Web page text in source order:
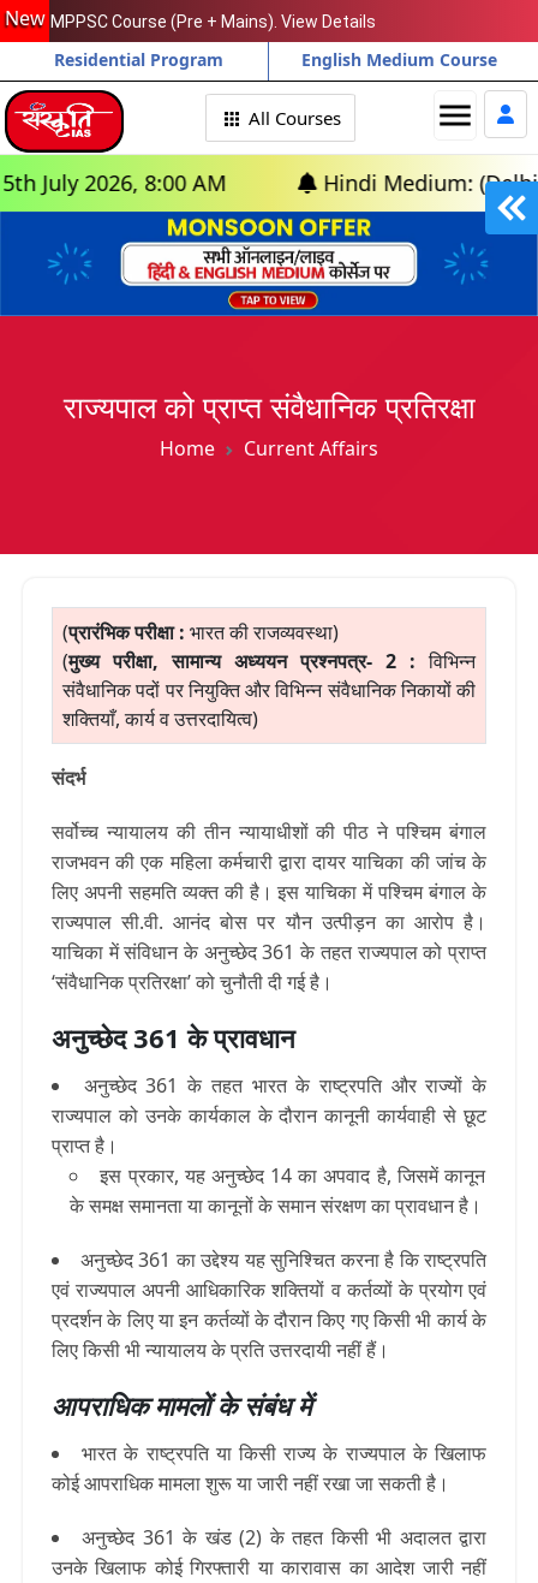
New MPPSC Course (Pre + Mains). View Details
Residential Program English Medium Course
menu
All Courses
8:00 AM Hindi Medium: (Delhi) - GS
राज्यपाल को प्राप्त संवैधानिक प्रतिरक्षा
Home Current Affairs
(प्रारंभिक परीक्षा : भारत की राजव्यवस्था)
(मुख्य परीक्षा, सामान्य अध्ययन प्रश्नपत्र- 2 : विभिन्न
संवैधानिक पदों पर नियुक्ति और विभिन्न संवैधानिक निकायों की
शक्तियाँ, कार्य व उत्तरदायित्व)
संदर्भ
सर्वोच्च न्यायालय की तीन न्यायाधीशों की पीठ ने पश्चिम बंगाल
राजभवन की एक महिला कर्मचारी द्वारा दायर याचिका की जांच के
लिए अपनी सहमति व्यक्त की है। इस याचिका में पश्चिम बंगाल के
राज्यपाल सी.वी. आनंद बोस पर यौन उत्पीड़न का आरोप है।
याचिका में संविधान के अनुच्छेद 361 के तहत राज्यपाल को प्राप्त
‘संवैधानिक प्रतिरक्षा’ को चुनौती दी गई है।
अनुच्छेद 361 के प्रावधान
अनुच्छेद 361 के तहत भारत के राष्ट्रपति और राज्यों के
राज्यपाल को उनके कार्यकाल के दौरान कानूनी कार्यवाही से छूट
प्राप्त है।
इस प्रकार, यह अनुच्छेद 14 का अपवाद है, जिसमें कानून
के समक्ष समानता या कानूनों के समान संरक्षण का प्रावधान है।
अनुच्छेद 361 का उद्देश्य यह सुनिश्चित करना है कि राष्ट्रपति
एवं राज्यपाल अपनी आधिकारिक शक्तियों व कर्तव्यों के प्रयोग एवं
प्रदर्शन के लिए या इन कर्तव्यों के दौरान किए गए किसी भी कार्य के
लिए किसी भी न्यायालय के प्रति उत्तरदायी नहीं हैं।
आपराधिक मामलों के संबंध में
भारत के राष्ट्रपति या किसी राज्य के राज्यपाल के खिलाफ
कोई आपराधिक मामला शुरू या जारी नहीं रखा जा सकती है।
अनुच्छेद 361 के खंड (2) के तहत किसी भी अदालत द्वारा
उनके खिलाफ कोई गिरफ्तारी या कारावास का आदेश जारी नहीं